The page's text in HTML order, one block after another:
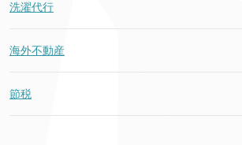
洗濯代行
海外不動産
節税